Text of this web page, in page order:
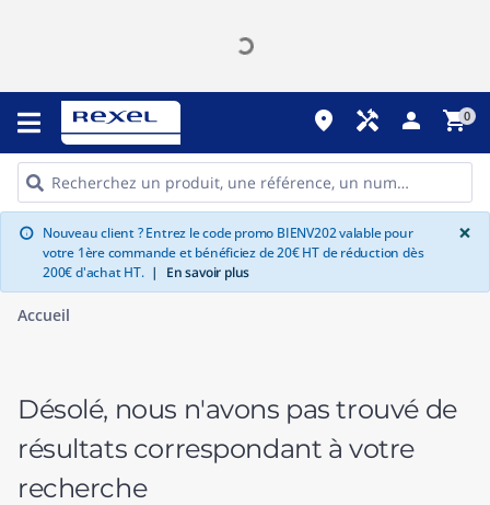
place handyman person shopping_cart0
info Nouveau client ? Entrez le code promo BIENV202 valable pour
votre 1ère commande et bénéficiez de 20€ HT de réduction dès
200€ d'achat HT. | En savoir plus
×
Accueil
Désolé, nous n'avons pas trouvé de
résultats correspondant à votre
recherche